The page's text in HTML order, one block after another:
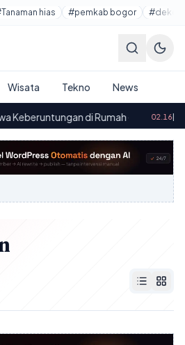
hias #pemkab bogor
Wisata Tekno News
di Rumah· 02.16